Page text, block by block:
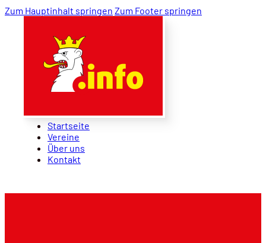
Zum Hauptinhalt springen Zum Footer springen
Startseite
Vereine
Über uns
Kontakt
Startseite
Vereine
Über uns
Kontakt